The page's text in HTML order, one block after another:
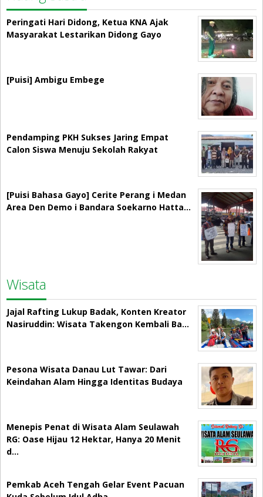
Peringati Hari Didong, Ketua KNA Ajak
Masyarakat Lestarikan Didong Gayo
[Puisi] Ambigu Embege
Pendamping PKH Sukses Jaring Empat
Calon Siswa Menuju Sekolah Rakyat
[Puisi Bahasa Gayo] Cerite Perang i Medan
Area Den Demo i Bandara Soekarno Hatta…
Wisata
Jajal Rafting Lukup Badak, Konten Kreator
Nasiruddin: Wisata Takengon Kembali Ba…
Pesona Wisata Danau Lut Tawar: Dari
Keindahan Alam Hingga Identitas Budaya
Menepis Penat di Wisata Alam Seulawah
RG: Oase Hijau 12 Hektar, Hanya 20 Menit
d…
Pemkab Aceh Tengah Gelar Event Pacuan